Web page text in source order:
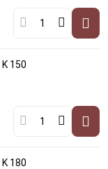
K 150
K 180